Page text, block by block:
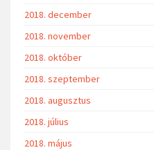
2018. december
2018. november
2018. október
2018. szeptember
2018. augusztus
2018. július
2018. május